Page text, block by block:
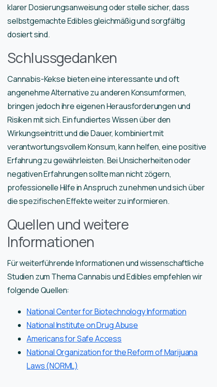
klarer Dosierungsanweisung oder stelle sicher, dass
selbstgemachte Edibles gleichmäßig und sorgfältig
dosiert sind.
Schlussgedanken
Cannabis-Kekse bieten eine interessante und oft
angenehme Alternative zu anderen Konsumformen,
bringen jedoch ihre eigenen Herausforderungen und
Risiken mit sich. Ein fundiertes Wissen über den
Wirkungseintritt und die Dauer, kombiniert mit
verantwortungsvollem Konsum, kann helfen, eine positive
Erfahrung zu gewährleisten. Bei Unsicherheiten oder
negativen Erfahrungen sollte man nicht zögern,
professionelle Hilfe in Anspruch zu nehmen und sich über
die spezifischen Effekte weiter zu informieren.
Quellen und weitere
Informationen
Für weiterführende Informationen und wissenschaftliche
Studien zum Thema Cannabis und Edibles empfehlen wir
folgende Quellen:
National Center for Biotechnology Information
National Institute on Drug Abuse
Americans for Safe Access
National Organization for the Reform of Marijuana
Laws (NORML)